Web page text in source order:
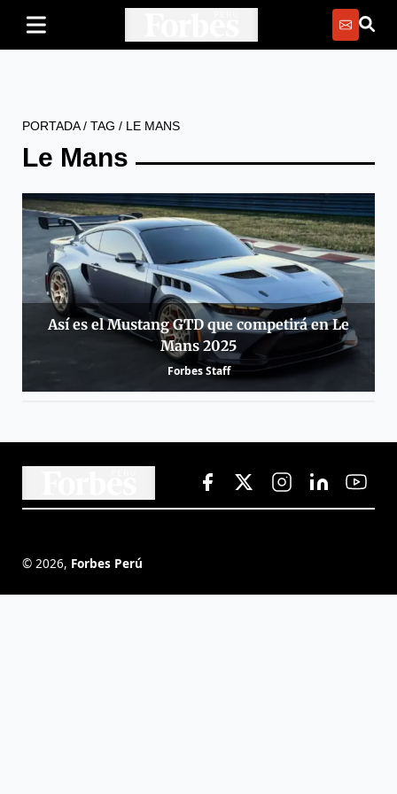
PORTADA/ TAG / LE MANS
Le Mans
Así es el Mustang GTD que competirá en Le
Mans 2025
Forbes Staff
© 2026, Forbes Perú